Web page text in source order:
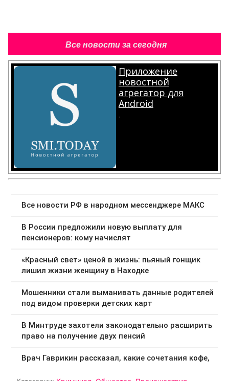
Все новости за сегодня
Приложение
новостной
агрегатор для
Android
.